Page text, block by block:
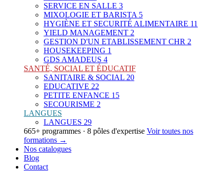
SERVICE EN SALLE 3
MIXOLOGIE ET BARISTA 5
HYGIÈNE ET SECURITÉ ALIMENTAIRE 11
YIELD MANAGEMENT 2
GESTION D'UN ETABLISSEMENT CHR 2
HOUSEKEEPING 1
GDS AMADEUS 4
SANTÉ, SOCIAL ET ÉDUCATIF
SANITAIRE & SOCIAL 20
EDUCATIVE 22
PETITE ENFANCE 15
SECOURISME 2
LANGUES
LANGUES 29
665+ programmes · 8 pôles d'expertise Voir toutes nos
formations →
Nos catalogues
Blog
Contact